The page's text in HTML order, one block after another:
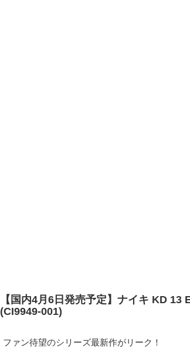
【国内4月6日発売予定】ナイキ KD 13
(CI9949-001)
ファン待望のシリーズ最新作がリーク！